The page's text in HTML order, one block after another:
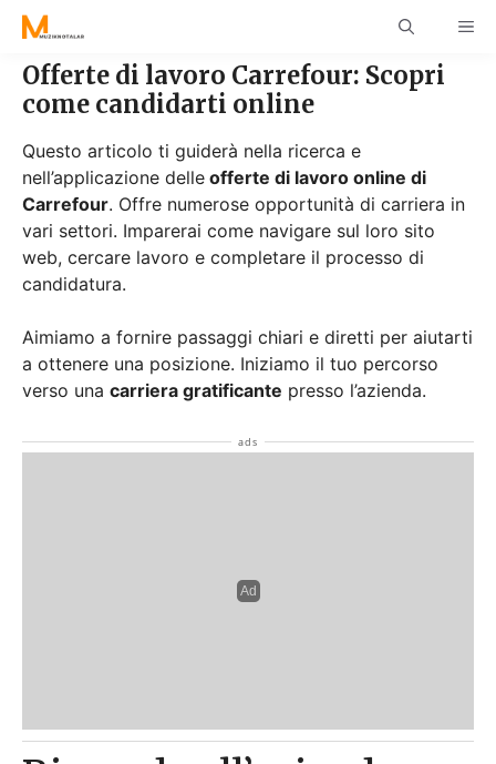
Skip
content
Offerte di lavoro Carrefour: Scopri
come candidarti online
Questo articolo ti guiderà nella ricerca e
nell’applicazione delle offerte di lavoro online di
Carrefour. Offre numerose opportunità di carriera in
vari settori. Imparerai come navigare sul loro sito
web, cercare lavoro e completare il processo di
candidatura.
Aimiamo a fornire passaggi chiari e diretti per aiutarti
a ottenere una posizione. Iniziamo il tuo percorso
verso una carriera gratificante presso l’azienda.
Riguardo all’azienda
prodotti e servizi. L’azienda si concentra sulla
sostenibilità delle sue operazioni ed è un attore
fondamentale nel
mercato internazionale della